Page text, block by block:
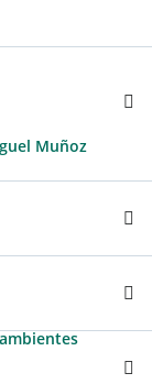
Muñoz